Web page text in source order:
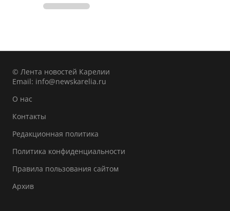
© Лента новостей Карелии
Email: info@newskarelia.ru
О нас
Контакты
Редакционная политика
Политика конфиденциальности
Правила пользования сайтом
Архив